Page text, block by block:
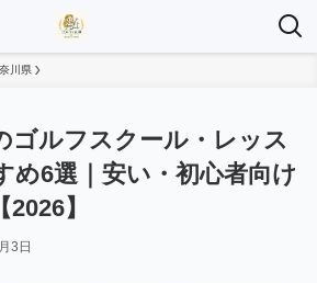
川県
ゴルフスクール・レッス
め6選｜安い・初心者向け
】
3日